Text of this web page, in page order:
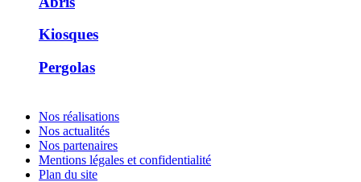
Kiosques
Pergolas
Nos réalisations
Nos actualités
Nos partenaires
Mentions légales et confidentialité
Plan du site